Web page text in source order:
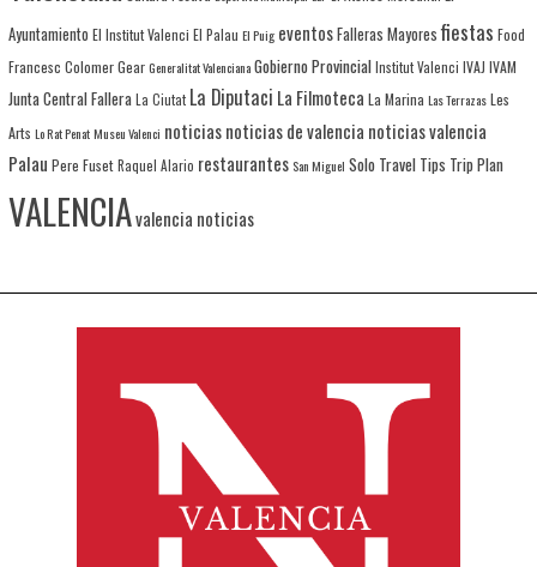
Ayuntamiento El Institut Valenci El Palau El Puig eventosFalleras Mayoresfiestas Food
Francesc ColomerGear Generalitat Valenciana Gobierno Provincial Institut Valenci IVAJ IVAM
Junta Central Fallera La Ciutat La Diputaci La Filmoteca La Marina Las Terrazas Les
Arts Lo Rat Penat Museu Valenci noticiasnoticias de valencia noticias valencia
Palau Pere Fuset Raquel Alario restaurantes San Miguel Solo Travel Tips Trip Plan
VALENCIAvalencia noticias